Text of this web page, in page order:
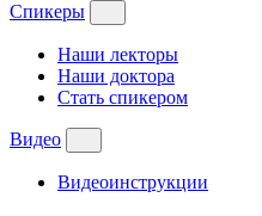
Спикеры
Наши лекторы
Наши доктора
Стать спикером
Видео
Видеоинструкции